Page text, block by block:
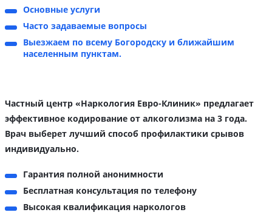
Основные услуги
Часто задаваемые вопросы
Выезжаем по всему Богородску и ближайшим
населенным пунктам.
Частный центр «Наркология Евро-Клиник» предлагает
эффективное кодирование от алкоголизма на 3 года.
Врач выберет лучший способ профилактики срывов
индивидуально.
Гарантия полной анонимности
Бесплатная консультация по телефону
Высокая квалификация наркологов